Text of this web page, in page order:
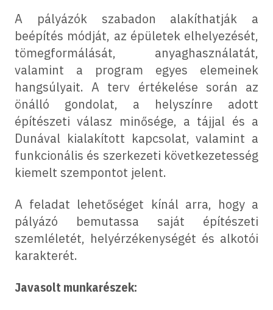
A pályázók szabadon alakíthatják a
beépítés módját, az épületek elhelyezését,
tömegformálását, anyaghasználatát,
valamint a program egyes elemeinek
hangsúlyait. A terv értékelése során az
önálló gondolat, a helyszínre adott
építészeti válasz minősége, a tájjal és a
Dunával kialakított kapcsolat, valamint a
funkcionális és szerkezeti következetesség
kiemelt szempontot jelent.
A feladat lehetőséget kínál arra, hogy a
pályázó bemutassa saját építészeti
szemléletét, helyérzékenységét és alkotói
karakterét.
Javasolt munkarészek: